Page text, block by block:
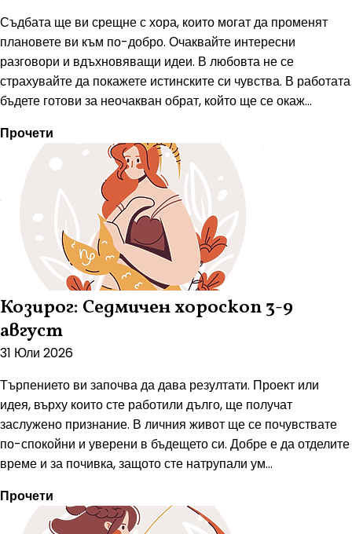
Съдбата ще ви срещне с хора, които могат да променят
плановете ви към по-добро. Очаквайте интересни
разговори и вдъхновяващи идеи. В любовта не се
страхувайте да покажете истинските си чувства. В работата
бъдете готови за неочакван обрат, който ще се окаж...
Прочети
Козирог: Седмичен хороскоп 3-9
август
31 Юли 2026
Търпението ви започва да дава резултати. Проект или
идея, върху които сте работили дълго, ще получат
заслужено признание. В личния живот ще се почувствате
по-спокойни и уверени в бъдещето си. Добре е да отделите
време и за почивка, защото сте натрупали ум...
Прочети